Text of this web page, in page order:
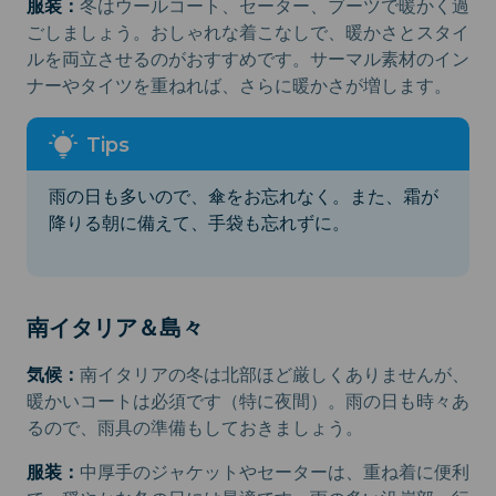
服装： 冬はウールコート、セーター、ブーツで暖かく過
ごしましょう。おしゃれな着こなしで、暖かさとスタイ
ルを両立させるのがおすすめです。サーマル素材のイン
ナーやタイツを重ねれば、さらに暖かさが増します。
雨の日も多いので、傘をお忘れなく。また、霜が
降りる朝に備えて、手袋も忘れずに。
南イタリア＆島々
気候： 南イタリアの冬は北部ほど厳しくありませんが、
暖かいコートは必須です（特に夜間）。雨の日も時々あ
るので、雨具の準備もしておきましょう。
服装： 中厚手のジャケットやセーターは、重ね着に便利